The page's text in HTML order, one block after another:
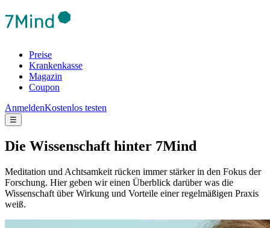
Preise
Krankenkasse
Magazin
Coupon
AnmeldenKostenlos testen
☰
Die Wis­sen­schaft hinter 7Mind
Meditation und Achtsamkeit rücken immer stärker in den Fokus der
Forschung. Hier geben wir einen Überblick darüber was die
Wissenschaft über Wirkung und Vorteile einer regelmäßigen Praxis
weiß.